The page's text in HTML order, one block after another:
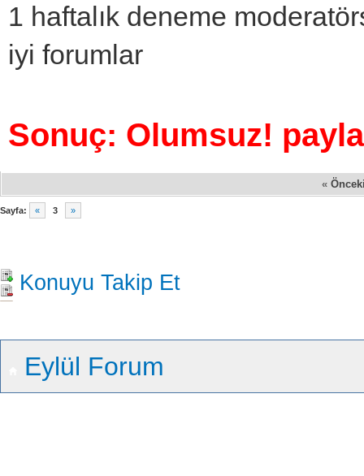
1 haftalık deneme
iyi forumlar
Sonuç: Olumsuz!
«
Sayfa: « 3 »
Konuyu Takip Et
Eylül Forum